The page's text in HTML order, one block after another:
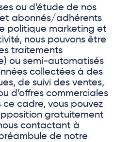
ou d’étude de nos
abonnés/adhérents
politique marketing et
nous pouvons être
traitements
ou semi-automatisés
collectées à des
de suivi des ventes,
d’offres commerciales
ce cadre, vous pouvez
gratuitement
contactant à
de notre